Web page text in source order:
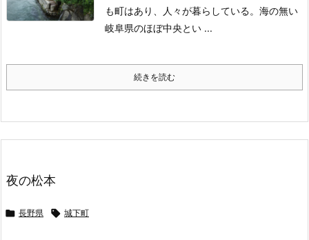
も町はあり、人々が暮らしている。 海の無い
岐阜県のほぼ中央とい ...
続きを読む
夜の松本
 長野県  城下町